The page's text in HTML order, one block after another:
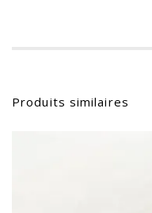
Produits similaires